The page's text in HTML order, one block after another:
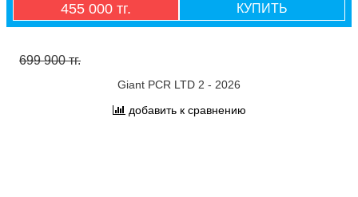
455 000 тг. КУПИТЬ
699 900 тг.
Giant PCR LTD 2 - 2026
добавить к сравнению